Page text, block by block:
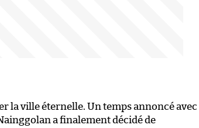
la ville éternelle. Un temps annoncé avec
a finalement décidé de